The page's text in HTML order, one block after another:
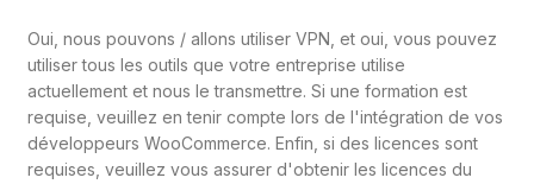
Oui, nous pouvons / allons utiliser VPN, et oui, vous pouvez
utiliser tous les outils que votre entreprise utilise
actuellement et nous le transmettre. Si une formation est
requise, veuillez en tenir compte lors de l'intégration de vos
développeurs WooCommerce. Enfin, si des licences sont
requises, veuillez vous assurer d'obtenir les licences du